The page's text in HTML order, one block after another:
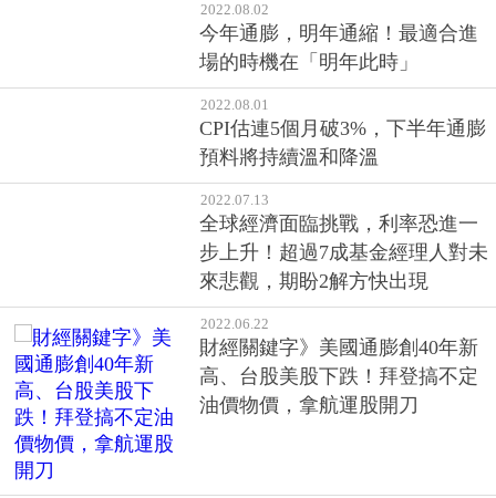
2022.08.02
今年通膨，明年通縮！最適合進
場的時機在「明年此時」
2022.08.01
CPI估連5個月破3%，下半年通膨
預料將持續溫和降溫
2022.07.13
全球經濟面臨挑戰，利率恐進一
步上升！超過7成基金經理人對未
來悲觀，期盼2解方快出現
2022.06.22
財經關鍵字》美國通膨創40年新
高、台股美股下跌！拜登搞不定
油價物價，拿航運股開刀